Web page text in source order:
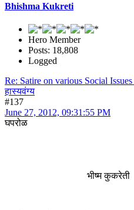
Bhishma Kukreti
Hero Member
Posts: 18,808
Logged
Re: Satire on various Social
हास्यवंग्य
#137
June 27, 2012, 09:31:55 PM
घपरोळ
च छ
भीष्म कुकरेती